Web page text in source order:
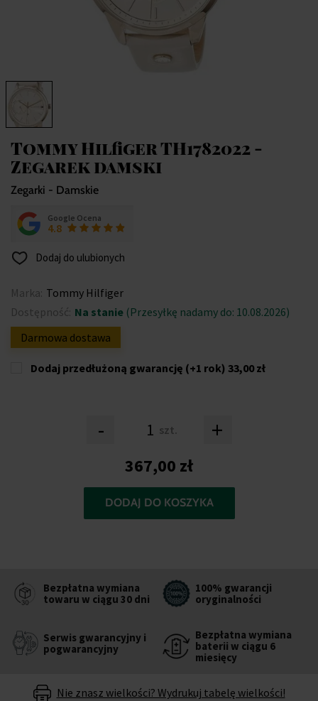
Tommy Hilfiger TH1782022 -
Zegarek damski
Zegarki - Damskie
Google Ocena
4.8
Dodaj do ulubionych
Marka: Tommy Hilfiger
Dostępność: Na stanie (Przesyłkę nadamy do: 10.08.2026)
Darmowa dostawa
Dodaj przedłużoną gwarancję (+1 rok) 33,00 zł
- szt. +
367,00 zł
DODAJ DO KOSZYKA
Bezpłatna wymiana
towaru w ciągu 30 dni
100% gwarancji
oryginalności
Serwis gwarancyjny i
pogwarancyjny
Bezpłatna wymiana
baterii w ciągu 6
miesięcy
Nie znasz wielkości? Wydrukuj tabelę wielkości!